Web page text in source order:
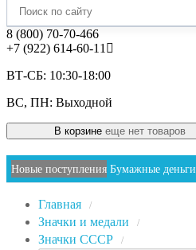
8 (800) 70-70-466
+7 (922) 614-60-11
ВТ-СБ: 10:30-18:00
ВС, ПН: Выходной
В корзине еще нет товаров
Новые поступления Бумажные деньги
Главная /
Значки и медали /
Значки СССР /